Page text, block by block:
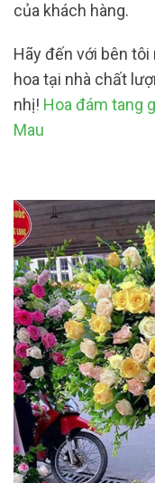
của khách hàng.
Hãy đến với bên
hoa tại nhà chất
nhị! Hoa đám tang
Mau